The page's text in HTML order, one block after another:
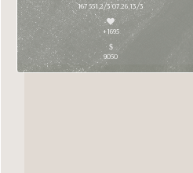
167 551,2/3 07.26,13/3
+1695
9050